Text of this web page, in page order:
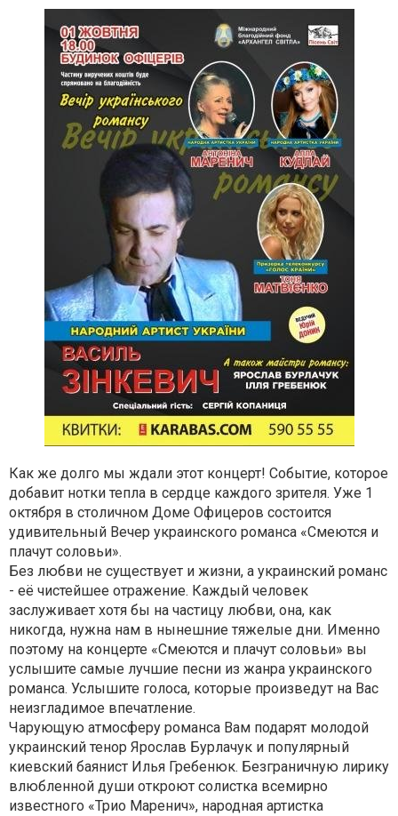
Как же долго мы ждали этот концерт! Событие, которое
добавит нотки тепла в сердце каждого зрителя. Уже 1
октября в столичном Доме Офицеров состоится
удивительный Вечер украинского романса «Смеются и
плачут соловьи».
Без любви не существует и жизни, а украинский романс
- её чистейшее отражение. Каждый человек
заслуживает хотя бы на частицу любви, она, как
никогда, нужна нам в нынешние тяжелые дни. Именно
поэтому на концерте «Смеются и плачут соловьи» вы
услышите самые лучшие песни из жанра украинского
романса. Услышите голоса, которые произведут на Вас
неизгладимое впечатление.
Чарующую атмосферу романса Вам подарят молодой
украинский тенор Ярослав Бурлачук и популярный
киевский баянист Илья Гребенюк. Безграничную лирику
влюбленной души откроют солистка всемирно
известного «Трио Маренич», народная артистка